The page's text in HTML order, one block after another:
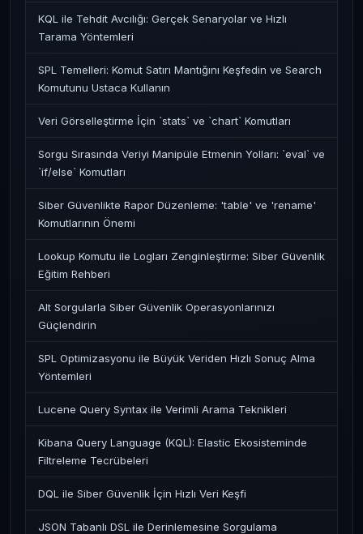
KQL ile Tehdit Avcılığı: Gerçek Senaryolar ve Hızlı
Tarama Yöntemleri
SPL Temelleri: Komut Satırı Mantığını Keşfedin ve Search
Komutunu Ustaca Kullanın
Veri Görselleştirme İçin `stats` ve `chart` Komutları
Sorgu Sırasında Veriyi Manipüle Etmenin Yolları: `eval` ve
`if/else` Komutları
Siber Güvenlikte Rapor Düzenleme: 'table' ve 'rename'
Komutlarının Önemi
Lookup Komutu ile Logları Zenginleştirme: Siber Güvenlik
Eğitim Rehberi
Alt Sorgularla Siber Güvenlik Operasyonlarınızı
Güçlendirin
SPL Optimizasyonu ile Büyük Veriden Hızlı Sonuç Alma
Yöntemleri
Lucene Query Syntax ile Verimli Arama Teknikleri
Kibana Query Language (KQL): Elastic Ekosisteminde
Filtreleme Tecrübeleri
DQL ile Siber Güvenlik İçin Hızlı Veri Keşfi
JSON Tabanlı DSL ile Derinlemesine Sorgulama